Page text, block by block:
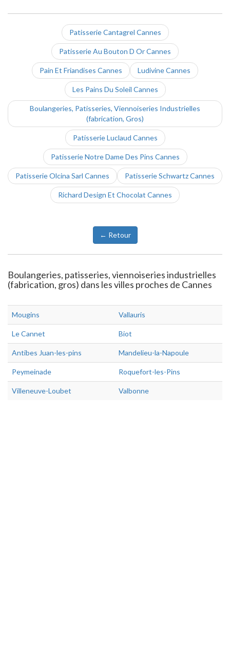
Patisserie Cantagrel Cannes
Patisserie Au Bouton D Or Cannes
Pain Et Friandises Cannes Ludivine Cannes
Les Pains Du Soleil Cannes
Boulangeries, Patisseries, Viennoiseries Industrielles
(fabrication, Gros)
Patisserie Luclaud Cannes
Patisserie Notre Dame Des Pins Cannes
Patisserie Olcina Sarl Cannes Patisserie Schwartz Cannes
Richard Design Et Chocolat Cannes
← Retour
Boulangeries, patisseries, viennoiseries industrielles
(fabrication, gros) dans les villes proches de Cannes
Mougins Vallauris
Le Cannet Biot
Antibes Juan-les-pins Mandelieu-la-Napoule
Peymeinade Roquefort-les-Pins
Villeneuve-Loubet Valbonne